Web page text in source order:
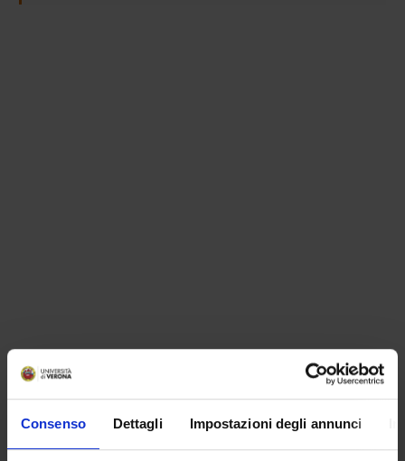
Consenso Dettagli Impostazioni degli annunci
ORGANISATION